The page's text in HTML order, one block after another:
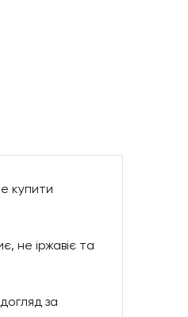
купити
не іржавіє та
за